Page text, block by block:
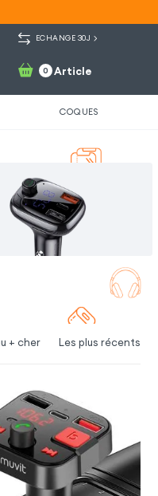
ECHANGE 30J
0 Article
COQUES
+ cher Les plus récents